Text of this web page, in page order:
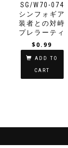
SG/W70-074
シンフォギア
装者との対峙
プレラーティ
$0.99
ADD TO
CART